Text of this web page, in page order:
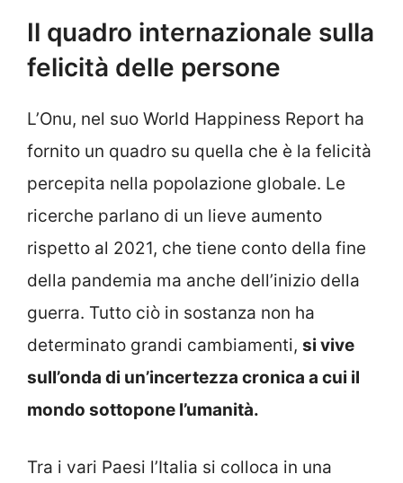
Il quadro internazionale sulla
felicità delle persone
L’Onu, nel suo World Happiness Report ha
fornito un quadro su quella che è la felicità
percepita nella popolazione globale. Le
ricerche parlano di un lieve aumento
rispetto al 2021, che tiene conto della fine
della pandemia ma anche dell’inizio della
guerra. Tutto ciò in sostanza non ha
determinato grandi cambiamenti, si vive
sull’onda di un’incertezza cronica a cui il
mondo sottopone l’umanità.
Tra i vari Paesi l’Italia si colloca in una